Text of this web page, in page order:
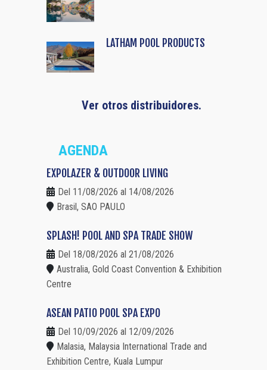
LATHAM POOL PRODUCTS
Ver otros distribuidores.
AGENDA
EXPOLAZER & OUTDOOR LIVING
Del 11/08/2026 al 14/08/2026
Brasil, SAO PAULO
SPLASH! POOL AND SPA TRADE SHOW
Del 18/08/2026 al 21/08/2026
Australia, Gold Coast Convention & Exhibition
Centre
ASEAN PATIO POOL SPA EXPO
Del 10/09/2026 al 12/09/2026
Malasia, Malaysia International Trade and
Exhibition Centre, Kuala Lumpur